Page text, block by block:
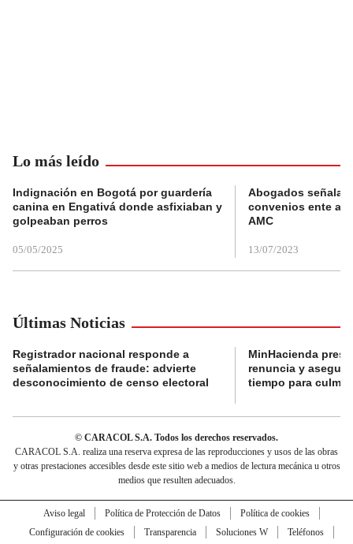
Lo más leído
Indignación en Bogotá por guardería
canina en Engativá donde asfixiaban y
golpeaban perros
05/05/2025
Abogados
convenios ente
AMC
13/07/2023
Últimas Noticias
Registrador nacional responde a
señalamientos de fraude: advierte
desconocimiento de censo electoral
MinHacienda
renuncia y
tiempo para
© CARACOL S.A. Todos los derechos reservados.
CARACOL S.A. realiza una reserva expresa de las reproducciones y usos de las obras
y otras prestaciones accesibles desde este sitio web a medios de lectura mecánica u otros
medios que resulten adecuados.
Aviso legal Política de Protección de Datos
Política de cookies
Configuración de cookies
Transparencia Soluciones W
Teléfonos